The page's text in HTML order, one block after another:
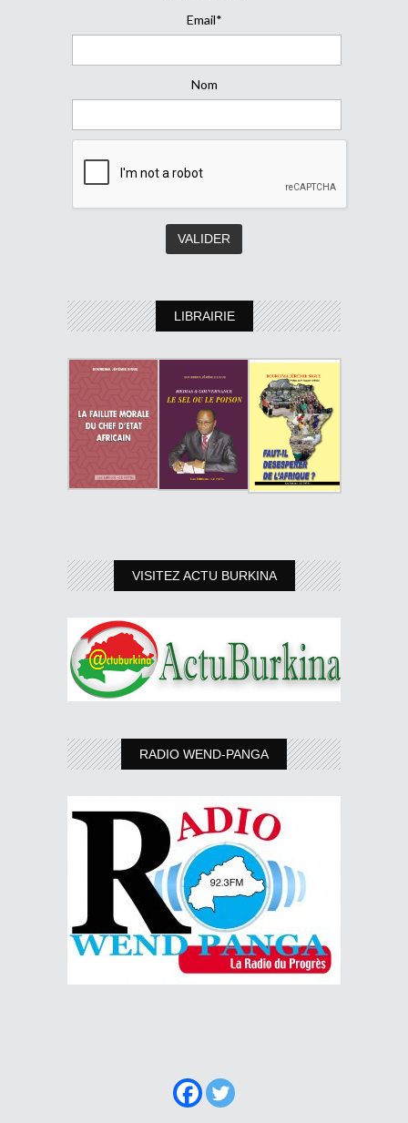
Email*
Nom
LIBRAIRIE
VISITEZ ACTU BURKINA
RADIO WEND-PANGA